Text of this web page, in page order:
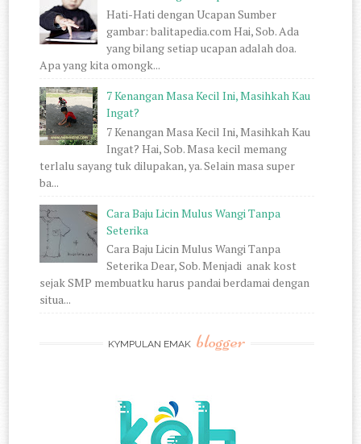
Hati-Hati dengan Ucapan Sumber
gambar: balitapedia.com Hai, Sob. Ada
yang bilang setiap ucapan adalah doa.
Apa yang kita omongk...
7 Kenangan Masa Kecil Ini, Masihkah Kau
Ingat?
7 Kenangan Masa Kecil Ini, Masihkah Kau
Ingat? Hai, Sob. Masa kecil memang
terlalu sayang tuk dilupakan, ya. Selain masa super
ba...
Cara Baju Licin Mulus Wangi Tanpa
Seterika
Cara Baju Licin Mulus Wangi Tanpa
Seterika Dear, Sob. Menjadi anak kost
sejak SMP membuatku harus pandai berdamai dengan
situa...
KYMPULAN EMAK blogger